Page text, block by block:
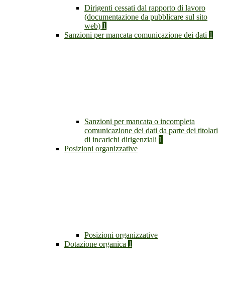
Dirigenti cessati dal rapporto di lavoro
(documentazione da pubblicare sul sito
web) 1
Sanzioni per mancata comunicazione dei dati 1
Sanzioni per mancata o incompleta
comunicazione dei dati da parte dei titolari
di incarichi dirigenziali 1
Posizioni organizzative
Posizioni organizzative
Dotazione organica 1